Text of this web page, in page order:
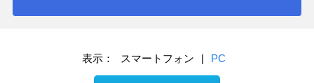
表示： スマートフォン | PC